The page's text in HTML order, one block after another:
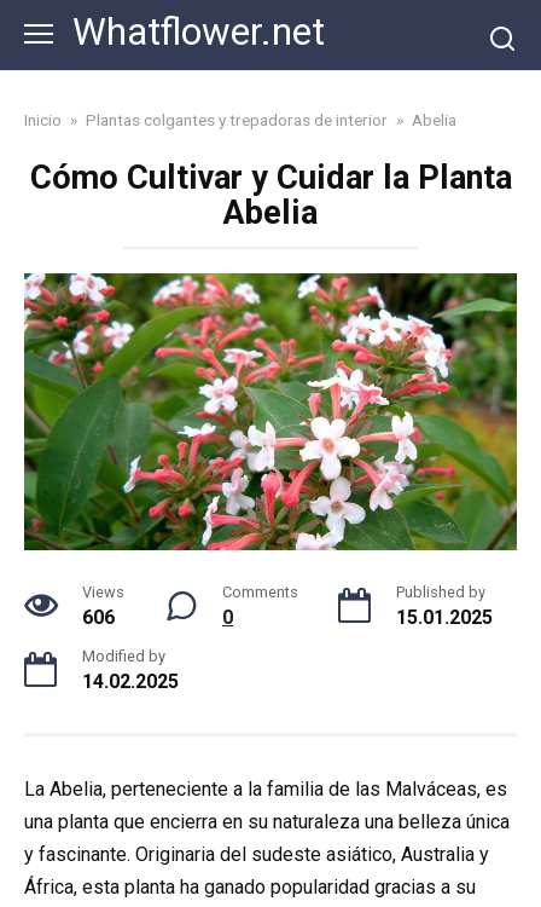
content
Whatflower.net
Inicio » Plantas colgantes y trepadoras de interior » Abelia
Cómo Cultivar y Cuidar la Planta
Abelia
Views
606
Comments
0
Published by
15.01.2025
Modified by
14.02.2025
La Abelia, perteneciente a la familia de las Malváceas, es
una planta que encierra en su naturaleza una belleza única
y fascinante. Originaria del sudeste asiático, Australia y
África, esta planta ha ganado popularidad gracias a su